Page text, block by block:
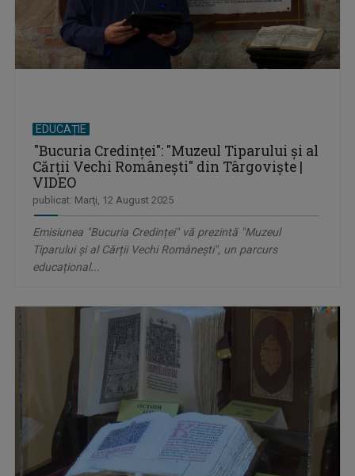
EDUCAȚIE
"Bucuria Credinței": "Muzeul Tiparului și al
Cărții Vechi Românești" din Târgoviște |
VIDEO
publicat: Marţi, 12 August 2025
Emisiunea "Bucuria Credinței" vă prezintă "Muzeul
Tiparului și al Cărții Vechi Românești", un parcurs
educațional...